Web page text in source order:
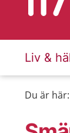
Liv &
Du är här: